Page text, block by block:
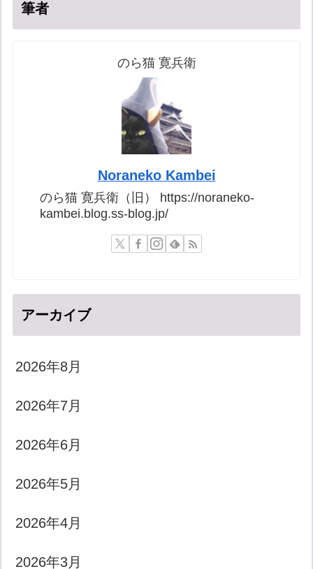
筆者
のら猫 寛兵衛
Noraneko Kambei
のら猫 寛兵衛（旧） https://noraneko-
kambei.blog.ss-blog.jp/
アーカイブ
2026年8月
2026年7月
2026年6月
2026年5月
2026年4月
2026年3月